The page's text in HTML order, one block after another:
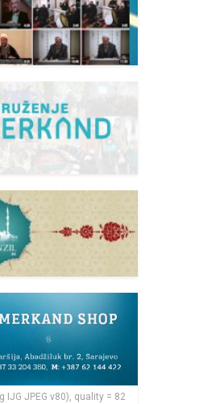
IJG JPEG v80), quality = 82